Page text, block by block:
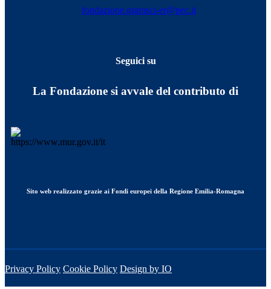
fondazione.gramsci-er@pec.it
Seguici su
La Fondazione si avvale del contributo di
Sito web realizzato grazie ai Fondi europei della Regione Emilia-Romagna
Privacy Policy Cookie Policy Design by IO